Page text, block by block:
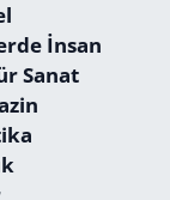
İnsan
Sanat